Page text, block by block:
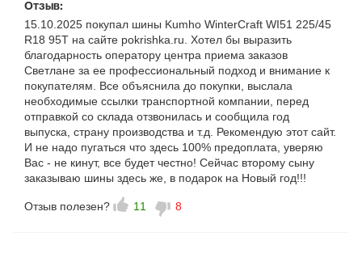
Отзыв:
15.10.2025 покупал шины Kumho WinterCraft WI51 225/45
R18 95T на сайте pokrishka.ru. Хотел бы выразить
благодарность оператору центра приема заказов
Светлане за ее профессиональный подход и внимание к
покупателям. Все объяснила до покупки, выслала
необходимые ссылки транспортной компании, перед
отправкой со склада отзвонилась и сообщила год
выпуска, страну производства и т.д. Рекомендую этот сайт.
И не надо пугаться что здесь 100% предоплата, уверяю
Вас - не кинут, все будет честно! Сейчас второму сыну
заказываю шины здесь же, в подарок на Новый год!!!
Отзыв полезен? 11 8